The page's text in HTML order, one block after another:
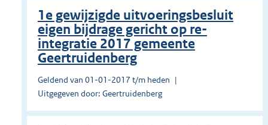
1e gewijzigde uitvoeringsbesluit
eigen bijdrage gericht op re-
integratie 2017 gemeente
Geertruidenberg
Geldend van 01-01-2017 t/m heden
Uitgegeven door: Geertruidenberg